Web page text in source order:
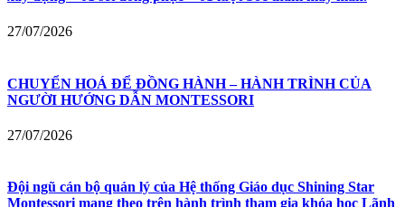
27/07/2026
CHUYỂN HOÁ ĐỂ ĐỒNG HÀNH – HÀNH TRÌNH CỦA
NGƯỜI HƯỚNG DẪN MONTESSORI
27/07/2026
Đội ngũ cán bộ quản lý của Hệ thống Giáo dục Shining Star
Montessori mang theo trên hành trình tham gia khóa học Lãnh